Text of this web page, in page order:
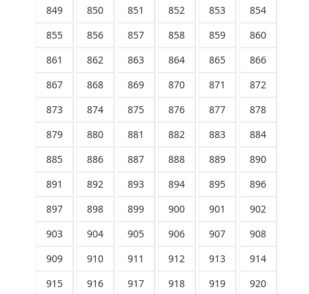
849
850 851 852 853
854
855
856 857 858 859
860
861
862 863 864 865
866
867
868 869 870 871
872
873
874 875 876 877
878
879
880 881 882 883
884
885
886 887 888 889
890
891
892 893 894 895
896
897
898 899 900 901
902
903
904 905 906 907
908
909
910 911 912 913
914
915
916 917 918 919
920